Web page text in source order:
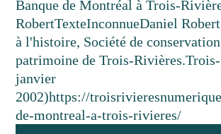
Banque de Montréal à Trois-
RobertTexteInconnueDaniel
à l'histoire, Société de
patrimoine de Trois-Rivières.
janvier
2002)https://
de-montreal-a-trois-rivieres/